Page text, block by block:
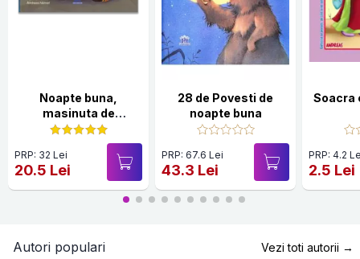
Noapte buna,
masinuta de
pompieri
PRP: 32 Lei
20.5 Lei
28 de Povesti de
noapte buna
PRP: 67.6 Lei
43.3 Lei
Soacra
PRP: 4.2
2.5 Lei
Autori populari Vezi toti autorii →